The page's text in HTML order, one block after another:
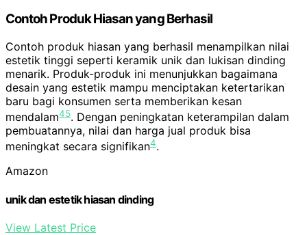
Contoh Produk Hiasan yang Berhasil
Contoh produk hiasan yang berhasil menampilkan nilai
estetik tinggi seperti keramik unik dan lukisan dinding
menarik. Produk-produk ini menunjukkan bagaimana
desain yang estetik mampu menciptakan ketertarikan
baru bagi konsumen serta memberikan kesan
mendalam45. Dengan peningkatan keterampilan dalam
pembuatannya, nilai dan harga jual produk bisa
meningkat secara signifikan4.
Amazon
unik dan estetik hiasan dinding
View Latest Price